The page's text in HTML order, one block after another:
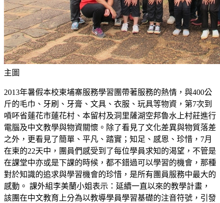
主圖
2013年暑假本校柬埔寨服務學習團帶著服務的熱情，與400公
斤的毛巾、牙刷、牙膏、文具、衣服、玩具等物資，第7次到
嗊吥省蓮花市蓮花村、本留村及洞里薩湖空邦魯水上村莊進行
電腦及中文教學與物資關懷。除了看見了文化差異與物質落差
之外，更看見了簡單、平凡、踏實；知足、感恩、珍惜，7月
在柬的22天中，團員們感受到了每位學員求知的渴望，不管是
在課堂中亦或是下課的時候，都不錯過可以學習的機會，那種
對於知識的追求與學習機會的珍惜，是所有團員服務中最大的
感動。 課外組李美蘭小姐表示：延續一直以來的教學計畫，
該團在中文教育上分為以教導學員學習基礎的注音符號，引發